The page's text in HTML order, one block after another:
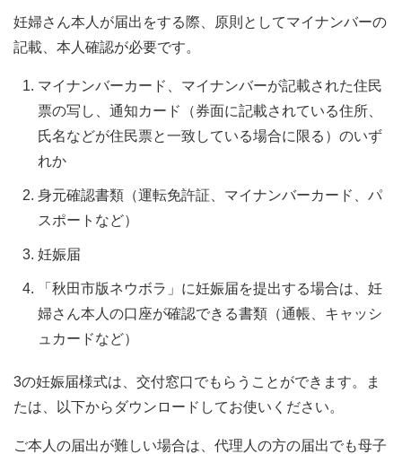
妊婦さん本人が届出をする際、原則としてマイナンバーの
記載、本人確認が必要です。
マイナンバーカード、マイナンバーが記載された住民
票の写し、通知カード（券面に記載されている住所、
氏名などが住民票と一致している場合に限る）のいず
れか
身元確認書類（運転免許証、マイナンバーカード、パ
スポートなど）
妊娠届
「秋田市版ネウボラ」に妊娠届を提出する場合は、妊
婦さん本人の口座が確認できる書類（通帳、キャッシ
ュカードなど）
3の妊娠届様式は、交付窓口でもらうことができます。ま
たは、以下からダウンロードしてお使いください。
ご本人の届出が難しい場合は、代理人の方の届出でも母子